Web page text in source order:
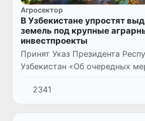
Агросектор
В Узбекистане упростят
земель под крупные
инвестпроекты
Принят Указ Президента
Узбекистан «Об очередных
направленных на обеспечение
самостоятельности
производителей в
2341